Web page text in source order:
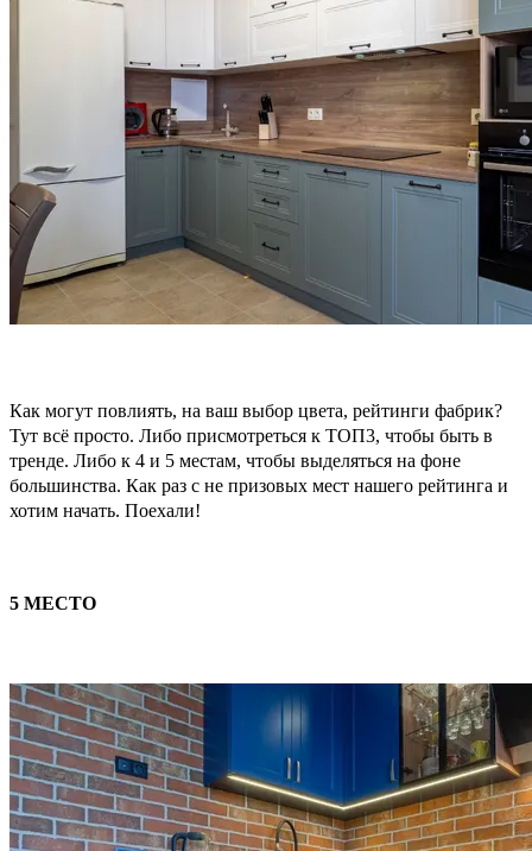
Как могут повлиять, на ваш выбор цвета, рейтинги фабрик?
Тут всё просто. Либо присмотреться к ТОП3, чтобы быть в
тренде. Либо к 4 и 5 местам, чтобы выделяться на фоне
большинства. Как раз с не призовых мест нашего рейтинга и
хотим начать. Поехали!
5 МЕСТО